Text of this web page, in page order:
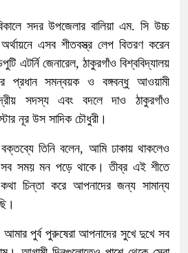
সদর উপজেলার বালিয়া এম. সি উচ্চ
এসব শীতবস্ত্র লেপ বিতরণ করেন
এটর্নি জেনারেল, ঠাকুরগাঁও বিশ্ববিদ্যালয়
প্রধান সমন্বয়ক ও বঙ্গবন্ধু আওয়ামী
সদস্য এবং বদলে দাও ঠাকুরগাঁও
নূর উস সাদিক চৌধুরী।
বক্তব্যে তিনি বলেন, আমি ঢাকায় থাকলেও
সময় মন পড়ে থাকে। তীব্র এই শীতে
চিন্তা করে আপনাদের জন্য সামান্য
পুর্ব পুরুষেরা আপনাদের সুখে দুখে সব